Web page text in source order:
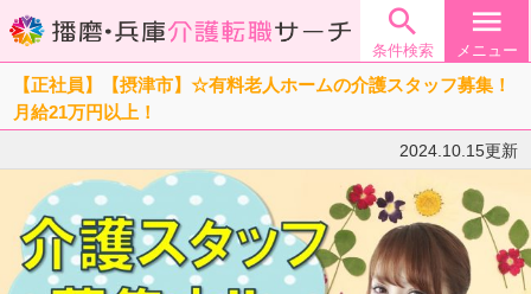

条件検索
menu
メニュー
【正社員】【摂津市】☆有料老人ホームの介護スタッフ募集！
月給21万円以上！
2024.10.15更新